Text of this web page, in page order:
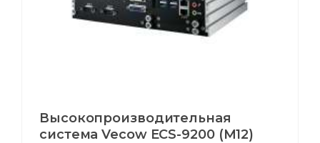
Высокопроизводительная
система Vecow ECS-9200 (M12)